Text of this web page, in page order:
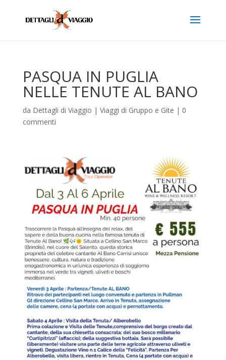
PASQUA IN PUGLIA
NELLE TENUTE AL BANO
da Dettagli di Viaggio | Viaggi di Gruppo e Gite | 0
commenti